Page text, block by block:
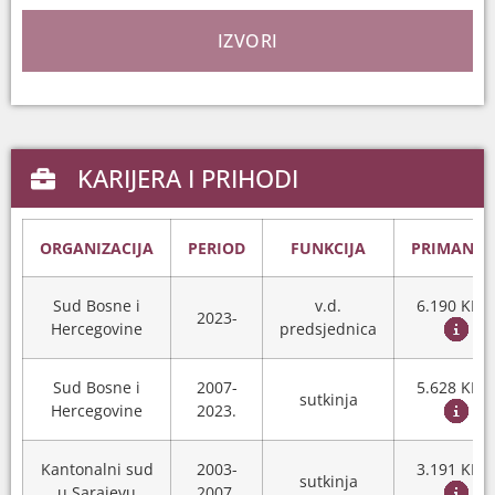
IZVORI
KARIJERA I PRIHODI
ORGANIZACIJA PERIOD FUNKCIJA PRIMANJA
Sud Bosne i
Hercegovine
2023-
v.d.
predsjednica
6.190 KM
Sud Bosne i
Hercegovine
2007-
2023.
sutkinja
5.628 KM
Kantonalni sud
2003-
sutkinja
3.191 KM